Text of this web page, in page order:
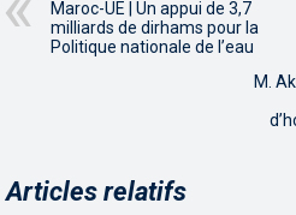
Maroc-UE | Un appui de 3,7
milliards de dirhams pour la
Politique nationale de l’eau
M.
Articles relatifs